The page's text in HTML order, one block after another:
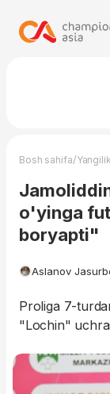
Bosh sahifa/
o'yinga
boryapti"
Aslanov
Proliga 7-
"Lochin"